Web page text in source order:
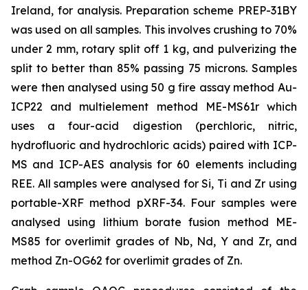
Ireland, for analysis. Preparation scheme PREP-31BY
was used on all samples. This involves crushing to 70%
under 2 mm, rotary split off 1 kg, and pulverizing the
split to better than 85% passing 75 microns. Samples
were then analysed using 50 g fire assay method Au-
ICP22 and multielement method ME-MS61r which
uses a four-acid digestion (perchloric, nitric,
hydrofluoric and hydrochloric acids) paired with ICP-
MS and ICP-AES analysis for 60 elements including
REE. All samples were analysed for Si, Ti and Zr using
portable-XRF method pXRF-34. Four samples were
analysed using lithium borate fusion method ME-
MS85 for overlimit grades of Nb, Nd, Y and Zr, and
method Zn-OG62 for overlimit grades of Zn.